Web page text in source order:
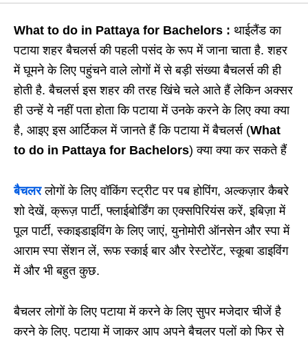
What to do in Pattaya for Bachelors : थाईलैंड का
पटाया शहर बैचलर्स की पहली पसंद के रूप में जाना चाता है. शहर
में घूमने के लिए पहुंचने वाले लोगों में से बड़ी संख्या बैचलर्स की ही
होती है. बैचलर्स इस शहर की तरह खिंचे चले आते हैं लेकिन अक्सर
ही उन्हें ये नहीं पता होता कि पटाया में उनके करने के लिए क्या क्या
है, आइए इस आर्टिकल में जानते हैं कि पटाया में बैचलर्स (What
to do in Pattaya for Bachelors) क्या क्या कर सकते हैं
बैचलरलोगों के लिए वॉकिंग स्ट्रीट पर पब होपिंग, अल्कज़ार कैबरे
शो देखें, क्रूज़ पार्टी, फ्लाईबोर्डिंग का एक्सपिरियंस करें, इबिज़ा में
पूल पार्टी, स्काइडाइविंग के लिए जाएं, युनोमोरी ऑनसेन और स्पा में
आराम स्पा सेंशन लें, रूफ स्काई बार और रेस्टोरेंट, स्कूबा डाइविंग
में और भी बहुत कुछ.
बैचलर लोगों के लिए पटाया में करने के लिए सुपर मजेदार चीजें है
करने के लिए. पटाया में जाकर आप अपने बैचलर पलों को फिर से